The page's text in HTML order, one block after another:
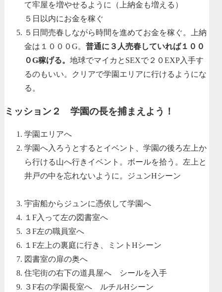
て牢屋を増やせるように（上納金も増える）
５日以内にお金を稼ぐ
５日間売春しながら時間を進めてお金を稼ぐ。上納
金は１０００G。 普通に３人売春していれば１００
０G稼げる。 地球でマイカとSEXで２０EXP入手す
るのもいい。クリアで学園エリアに行けるようにな
る。
ミッション２ 学園の長を捕まえよう！
学園エリアへ
学園へ入ろうとするとイベント、学園の後ろ左上か
ら行ける山へ行きイベント。ボールを拾う。左上と
井戸の中を忘れないように。ジュンHシーン
宇宙船からジュンに憑依して学園へ
１F入って左の図書室へ
３F左の職員室へ
１F左上の裏庭に行き、ミントHシーン
図書室の扉の奥へ
住宅街の右下の道具屋へ シールを入手
３F右の学園長室へ ルチルHシーン